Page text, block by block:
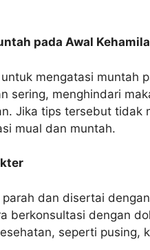
pada Awal
mengatasi muntah
sering, menghindari
Jika tips tersebut
mual dan muntah.
dan disertai
berkonsultasi dengan
seperti pusing,